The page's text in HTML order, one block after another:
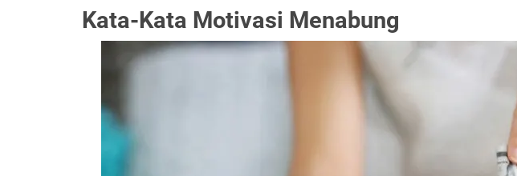
Kata-Kata Motivasi Menabung